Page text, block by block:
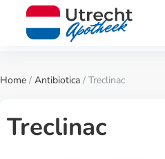
Home / Antibiotica / Treclinac
Treclinac